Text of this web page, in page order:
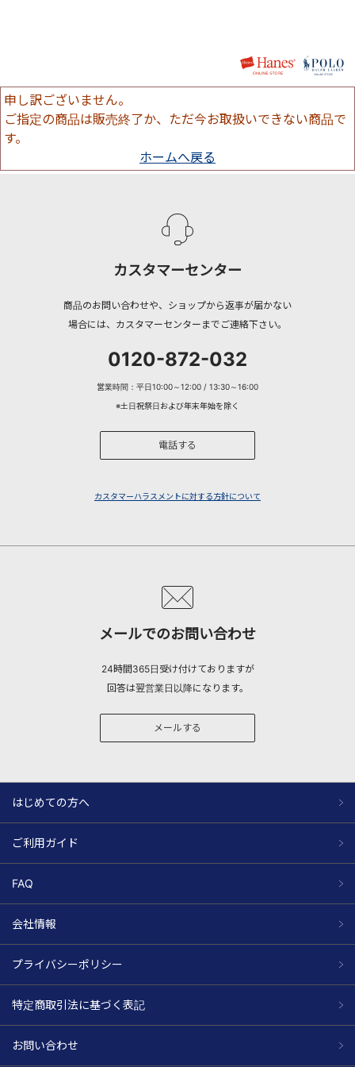
申し訳ございません。
ご指定の商品は販売終了か、ただ今お取扱いできない商品で
す。
ホームへ戻る
カスタマーセンター
商品のお問い合わせや、ショップから返事が届かない
場合には、カスタマーセンターまでご連絡下さい。
0120-872-032
営業時間：平日10:00～12:00 / 13:30～16:00
※土日祝祭日および年末年始を除く
電話する
カスタマーハラスメントに対する方針について
メールでのお問い合わせ
24時間365日受け付けておりますが
回答は翌営業日以降になります。
メールする
はじめての方へ
ご利用ガイド
FAQ
会社情報
プライバシーポリシー
特定商取引法に基づく表記
お問い合わせ